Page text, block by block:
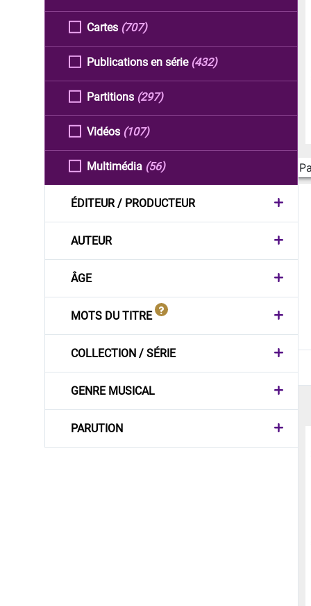
Cartes (707)
Publications en série (432)
Partitions (297)
Vidéos (107)
Multimédia (56)
ÉDITEUR / PRODUCTEUR
AUTEUR
ÂGE
MOTS DU TITRE
COLLECTION / SÉRIE
GENRE MUSICAL
PARUTION